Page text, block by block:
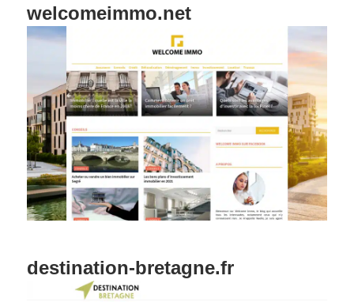
welcomeimmo.net
destination-bretagne.fr